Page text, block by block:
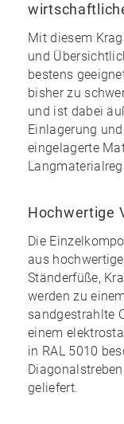
Mit diesem
und
bestens
bisher zu
und ist dabei
Einlagerung
eingelagerte
Hochwertige
Die
aus
Ständerfüße,
werden zu
sandgestrahlte
einem
in RAL 5010
geliefert.